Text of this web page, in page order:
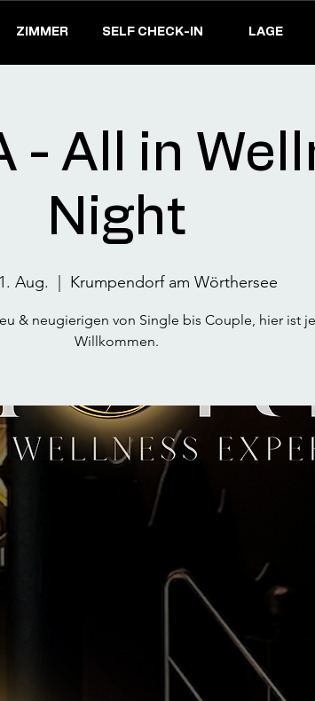
ZIMMER SELF CHECK-IN LAGE
- All in
Night
Aug. Krumpendorf am Wörthersee
& neugierigen von Single bis Couple, hier ist